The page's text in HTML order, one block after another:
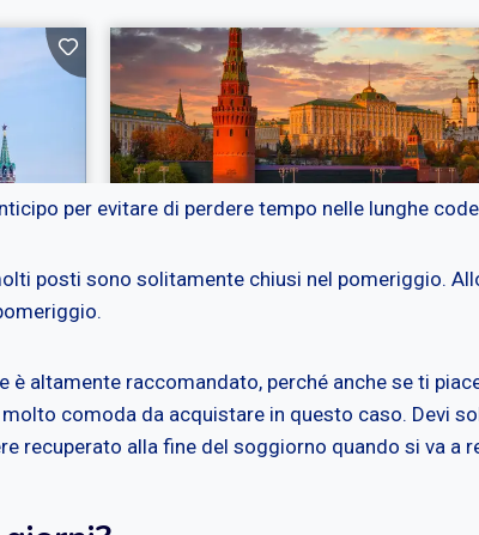
per evitare di perdere tempo nelle lunghe
posti sono solitamente chiusi nel pomeriggio.
è altamente raccomandato, perché anche se ti
comoda da acquistare in questo caso. Devi
recuperato alla fine del soggiorno quando si va a